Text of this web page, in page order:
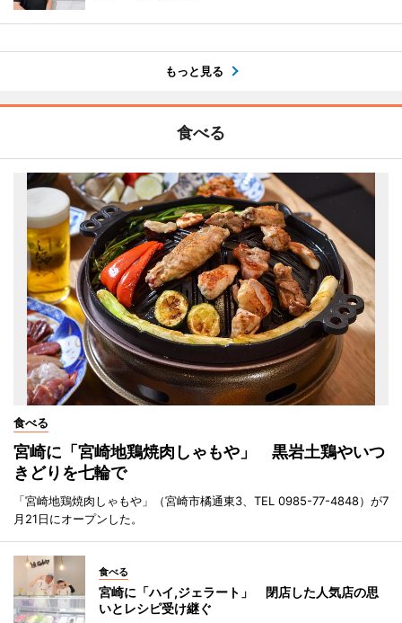
もっと見る
食べる
食べる
宮崎に「宮崎地鶏焼肉しゃもや」 黒岩土鶏やいつ
きどりを七輪で
「宮崎地鶏焼肉しゃもや」（宮崎市橘通東3、TEL 0985-77-4848）が7
月21日にオープンした。
食べる
宮崎に「ハイ,ジェラート」 閉店した人気店の思
いとレシピ受け継ぐ